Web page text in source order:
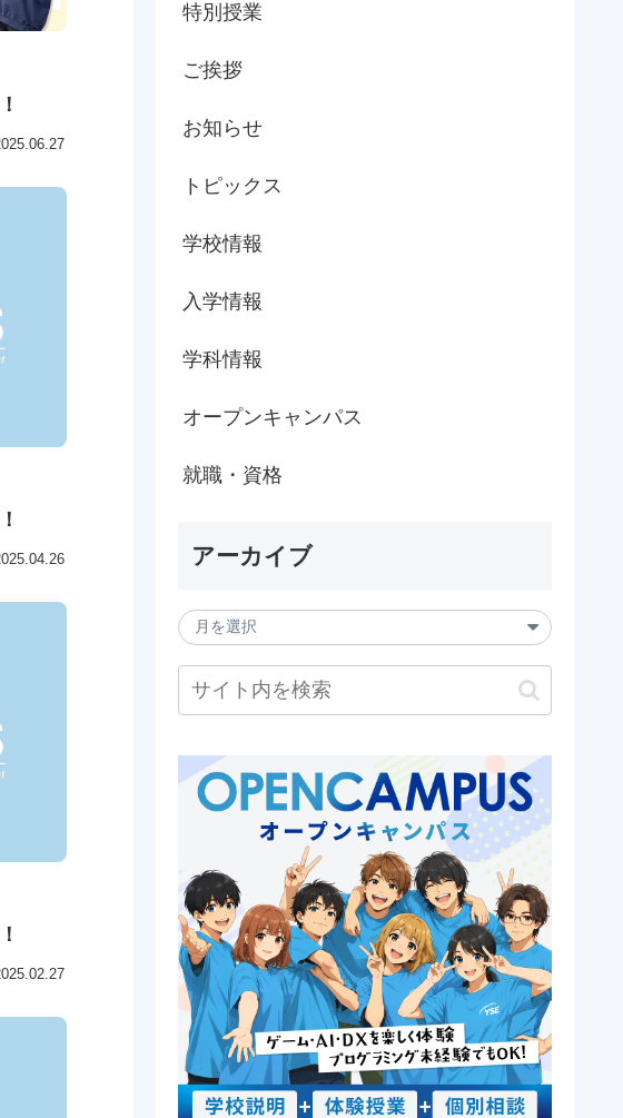
特別授業
ご挨拶
お知らせ
トピックス
学校情報
入学情報
学科情報
オープンキャンパス
就職・資格
アーカイブ